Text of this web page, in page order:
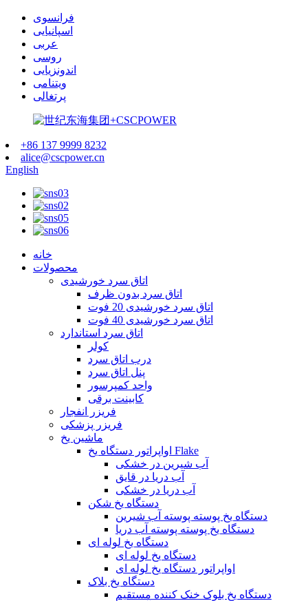
فرانسوی
اسپانیایی
عربی
روسی
اندونزیایی
ویتنامی
پرتغالی
+86 137 9999 8232
alice@cscpower.cn
English
خانه
محصولات
اتاق سرد خورشیدی
اتاق سرد بدون ظرف
اتاق سرد خورشیدی 20 فوت
اتاق سرد خورشیدی 40 فوت
اتاق سرد استاندارد
کولر
درب اتاق سرد
پنل اتاق سرد
واحد کمپرسور
کابینت برقی
فریزر انفجار
فریزر پزشکی
ماشین یخ
اواپراتور دستگاه یخ Flake
آب شیرین در خشکی
آب دریا در قایق
آب دریا در خشکی
دستگاه یخ شکن
دستگاه یخ پوسته پوسته آب شیرین
دستگاه یخ پوسته پوسته آب دریا
دستگاه یخ لوله ای
دستگاه یخ لوله ای
اواپراتور دستگاه یخ لوله ای
دستگاه یخ بلاک
دستگاه یخ بلوک خنک کننده مستقیم